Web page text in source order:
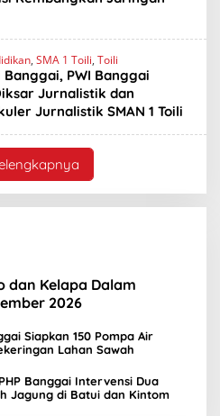
, SMA 1 Toili, Toili
PWI Banggai
Jurnalistik dan
Jurnalistik SMAN 1 Toili
dan Kelapa Dalam
2026
Siapkan 150 Pompa Air
Lahan Sawah
Banggai Intervensi Dua
Jagung di Batui dan Kintom